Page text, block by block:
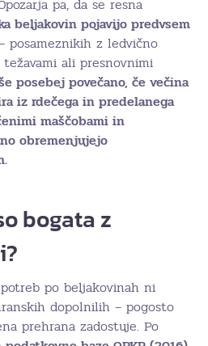
pa, da se resna
beljakovin pojavijo predvsem
posameznikih z ledvično
ali presnovnimi
posebej povečano, če večina
iz rdečega in predelanega
maščobami in
obremenjujejo
bogata z
po beljakovinah ni
dopolnilih – pogosto
prehrana zadostuje. Po